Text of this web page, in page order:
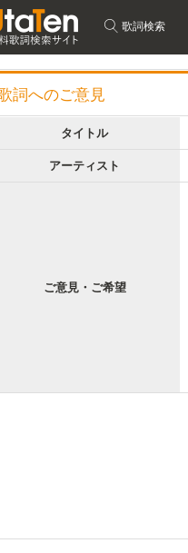
歌詞検索
詞へのご意見
タイトル
アーティスト
ご意見・ご希望